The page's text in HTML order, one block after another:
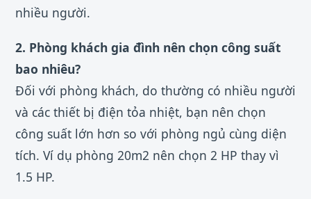
nhiều người.
2. Phòng khách gia đình nên chọn công suất
bao nhiêu?
Đối với phòng khách, do thường có nhiều người
và các thiết bị điện tỏa nhiệt, bạn nên chọn
công suất lớn hơn so với phòng ngủ cùng diện
tích. Ví dụ phòng 20m2 nên chọn 2 HP thay vì
1.5 HP.